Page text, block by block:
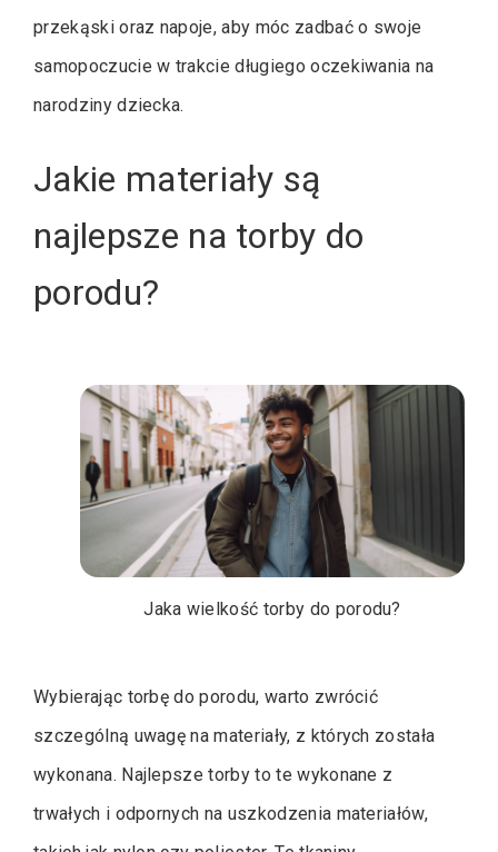
przekąski oraz napoje, aby móc zadbać o swoje
samopoczucie w trakcie długiego oczekiwania na
narodziny dziecka.
Jakie materiały są
najlepsze na torby do
porodu?
Jaka wielkość torby do porodu?
Wybierając torbę do porodu, warto zwrócić
szczególną uwagę na materiały, z których została
wykonana. Najlepsze torby to te wykonane z
trwałych i odpornych na uszkodzenia materiałów,